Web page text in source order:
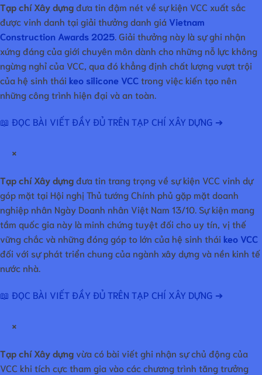
Tạp chí Xây dựngđưa tin đậm nét về sự kiện VCC xuất sắc
được vinh danh tại giải thưởng danh giá Vietnam
Construction Awards 2025 . Giải thưởng này là sự ghi nhận
xứng đáng của giới chuyên môn dành cho những nỗ lực không
ngừng nghỉ của VCC, qua đó khẳng định chất lượng vượt trội
của hệ sinh thái keo silicone VCC trong việc kiến tạo nên
những công trình hiện đại và an toàn.
📖 ĐỌC BÀI VIẾT ĐẦY ĐỦ TRÊN TẠP CHÍ XÂY DỰNG ➔
×
Tạp chí Xây dựngđưa tin trang trọng về sự kiện VCC vinh dự
góp mặt tại Hội nghị Thủ tướng Chính phủ gặp mặt doanh
nghiệp nhân Ngày Doanh nhân Việt Nam 13/10. Sự kiện mang
tầm quốc gia này là minh chứng tuyệt đối cho uy tín, vị thế
vững chắc và những đóng góp to lớn của hệ sinh thái keo VCC
đối với sự phát triển chung của ngành xây dựng và nền kinh tế
nước nhà.
📖 ĐỌC BÀI VIẾT ĐẦY ĐỦ TRÊN TẠP CHÍ XÂY DỰNG ➔
×
Tạp chí Xây dựngvừa có bài viết ghi nhận sự chủ động của
VCC khi tích cực tham gia vào các chương trình tăng trưởng